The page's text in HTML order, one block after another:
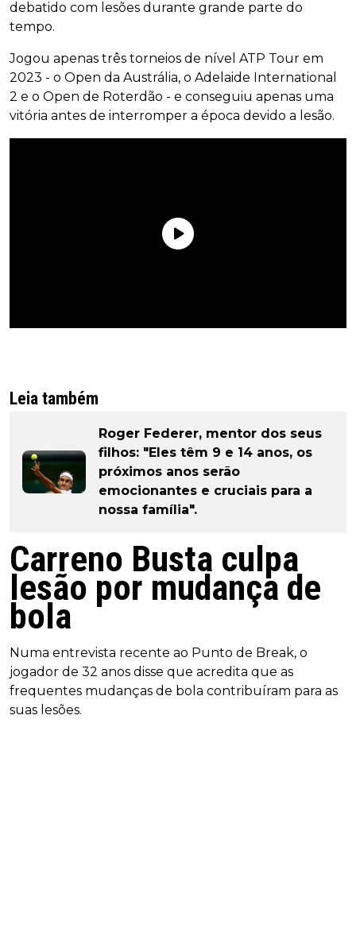
debatido com lesões durante grande parte do
tempo.
Jogou apenas três torneios de nível ATP Tour em
2023 - o Open da Austrália, o Adelaide International
2 e o Open de Roterdão - e conseguiu apenas uma
vitória antes de interromper a época devido a lesão.
Leia também
Roger Federer, mentor dos seus
filhos: "Eles têm 9 e 14 anos, os
próximos anos serão
emocionantes e cruciais para a
nossa família".
Carreno Busta culpa
lesão por mudança de
bola
Numa entrevista recente ao Punto de Break, o
jogador de 32 anos disse que acredita que as
frequentes mudanças de bola contribuíram para as
suas lesões.